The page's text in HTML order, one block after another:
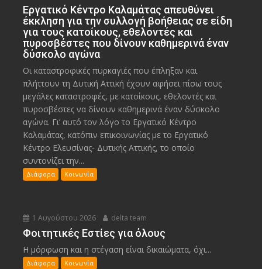
Εργατικό Κέντρο Καλαμάτας απευθύνει
έκκληση για την συλλογή βοήθειας σε είδη
για τους κατοίκους, εθελοντές και
πυροσβέστες που δίνουν καθημερινά έναν
δύσκολο αγώνα
Οι καταστροφικές πυρκαγιές που έπληξαν και
πλήττουν τη Δυτική Αττική έχουν αφήσει πίσω τους
μεγάλες καταστροφές, με κατοίκους, εθελοντές και
πυροσβέστες να δίνουν καθημερινά έναν δύσκολο
αγώνα. Γι’ αυτό τον λόγο το Εργατικό Κέντρο
Καλαμάτας, κατόπιν επικοινωνίας με το Εργατικό
Κέντρο Ελευσίνας- Δυτικής Αττικής, το οποίο
συντονίζει την...
Διάφορα Κοινωνία
1 Αυγούστου 2026 delta team
Φοιτητικές Εστίες για όλους
Η μόρφωση και η στέγαση είναι δικαιώματα, όχι...
Διάφορα Κοινωνία